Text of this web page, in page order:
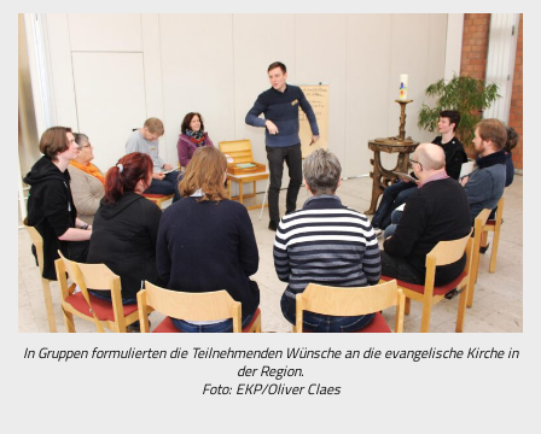
In Gruppen formulierten die Teilnehmenden Wünsche an die evangelische Kirche in
der Region.
Foto: EKP/Oliver Claes